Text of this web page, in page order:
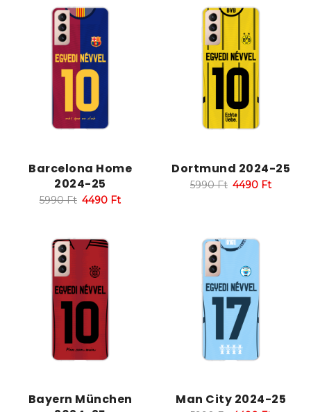
Barcelona Home
2024-25
5990Ft 4490 Ft
Dortmund 2024-25
5990Ft 4490 Ft
Bayern München
Man City 2024-25